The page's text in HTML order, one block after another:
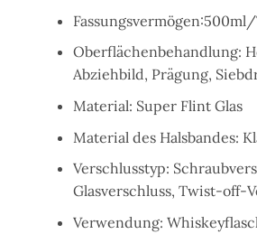
Oberflächenbehandlung:
Abziehbild, Prägung,
Material: Super Flint Glas
Material des Halsbandes:
Verschlusstyp:
Glasverschluss, Twist-off-
Verwendung: